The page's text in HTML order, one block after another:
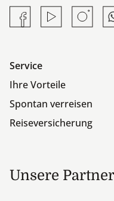
FacebookYouTube
Service
Ihre Vorteile
Spontan verreisen
Reiseversicherung
Unsere Partner